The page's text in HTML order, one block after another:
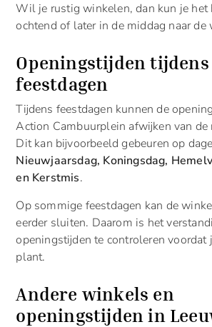
Wil je rustig winkelen, dan kun je het
ochtend of later in de middag naar de
Openingstijden tijdens
feestdagen
Tijdens feestdagen kunnen de
Action Cambuurplein afwijken van de
Dit kan bijvoorbeeld gebeuren op
Nieuwjaarsdag, Koningsdag,
en Kerstmis.
Op sommige feestdagen kan de
eerder sluiten. Daarom is het
openingstijden te controleren voordat
plant.
Andere winkels en
openingstijden in